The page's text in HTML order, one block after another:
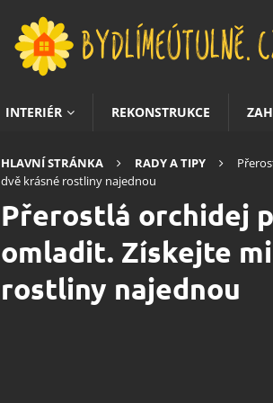
INTERIÉR REKONSTRUKCE
HLAVNÍ STRÁNKA RADY A TIPY
dvě krásné rostliny najednou
Přerostlá orchidej
omladit. Získejte
rostliny najednou